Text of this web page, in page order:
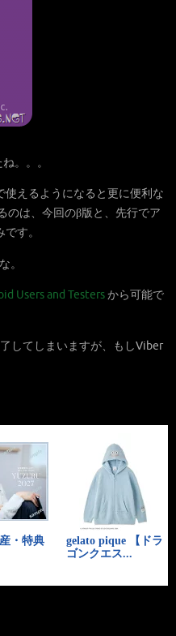
。。。
えるようになると更に便利な
のは、今回のβ版と、先行でア
す。
。
Users and Testersから可能で
してしまいますが、もしViber